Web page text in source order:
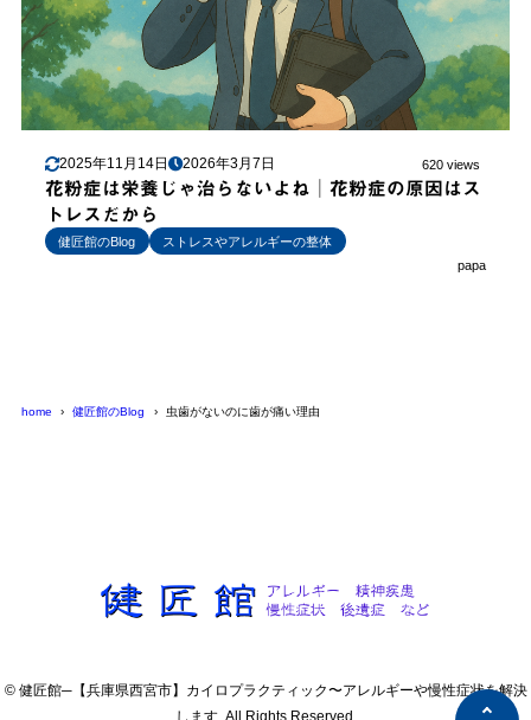
2025年11月14日 2026年3月7日 620 views
花粉症は栄養じゃ治らないよね│花粉症の原因はス
トレスだから
健匠館のBlog
ストレスやアレルギーの整体
papa
home 健匠館のBlog 虫歯がないのに歯が痛い理由
© 健匠館─【兵庫県西宮市】カイロプラクティック〜アレルギーや慢性症状を解決